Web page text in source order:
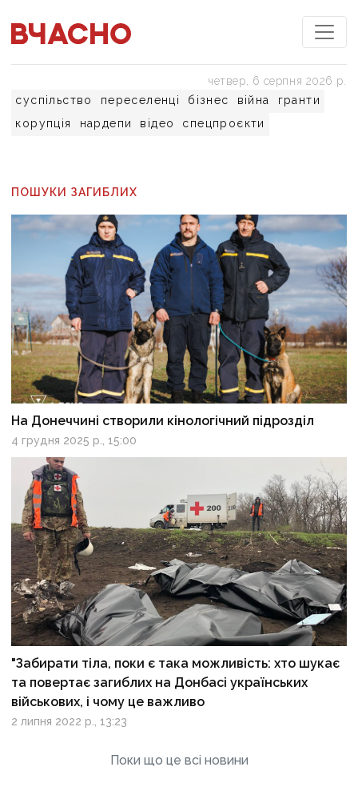
суспільство переселенці бізнес війна
гранти
корупція
нардепи відео спецпроєкти
четвер, 6 серпня 2026 р.
ПОШУКИ ЗАГИБЛИХ
На Донеччині створили кінологічний підрозділ
4 грудня 2025 р., 15:00
"Забирати тіла, поки є така можливість: хто шукає
та повертає загиблих на Донбасі українських
військових, і чому це важливо
2 липня 2022 р., 13:23
Поки що це всі новини